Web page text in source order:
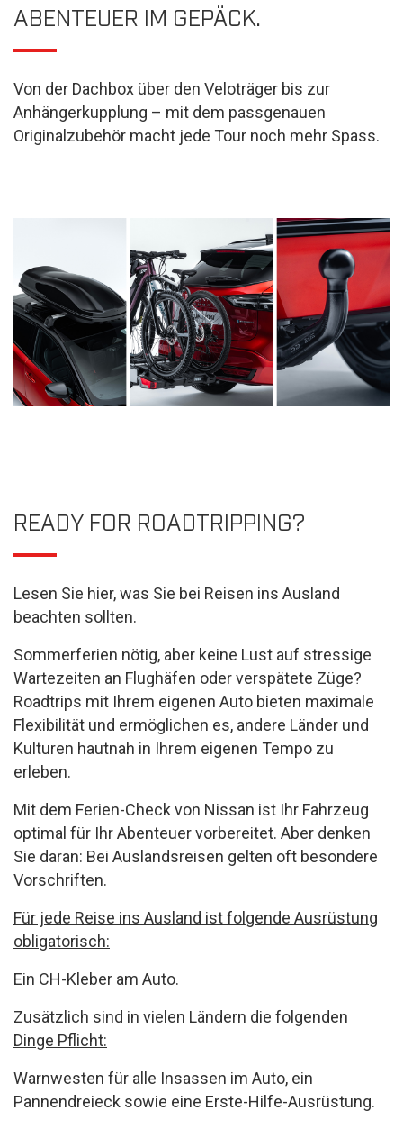
ABENTEUER IM GEPÄCK.
Von der Dachbox über den Veloträger bis zur
Anhängerkupplung – mit dem passgenauen
Originalzubehör macht jede Tour noch mehr Spass.
READY FOR ROADTRIPPING?
Lesen Sie hier, was Sie bei Reisen ins Ausland
beachten sollten.
Sommerferien nötig, aber keine Lust auf stressige
Wartezeiten an Flughäfen oder verspätete Züge?
Roadtrips mit Ihrem eigenen Auto bieten maximale
Flexibilität und ermöglichen es, andere Länder und
Kulturen hautnah in Ihrem eigenen Tempo zu
erleben.
Mit dem Ferien-Check von Nissan ist Ihr Fahrzeug
optimal für Ihr Abenteuer vorbereitet. Aber denken
Sie daran: Bei Auslandsreisen gelten oft besondere
Vorschriften.
Für jede Reise ins Ausland ist folgende Ausrüstung
obligatorisch:
Ein CH-Kleber am Auto.
Zusätzlich sind in vielen Ländern die folgenden
Dinge Pflicht:
Warnwesten für alle Insassen im Auto, ein
Pannendreieck sowie eine Erste-Hilfe-Ausrüstung.